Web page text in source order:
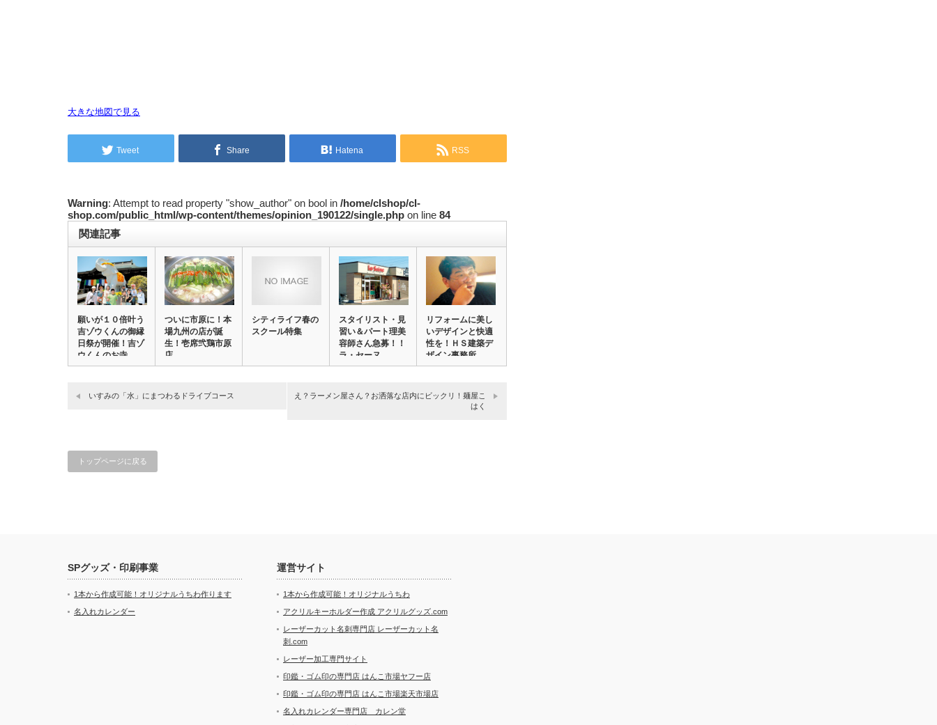
大きな地図で見る
Tweet Share Hatena RSS
Warning: Attempt to read property "show_author" on bool in /home/clshop/cl-
shop.com/public_html/wp-content/themes/opinion_190122/single.php on line 84
関連記事
願いが１０倍叶う
吉ゾウくんの御縁
日祭が開催！吉ゾ
ウくんのお寺
長…
ついに市原に！本
場九州の店が誕
生！壱席弐鶏市原
店
シティライフ春の
スクール特集
スタイリスト・見
習い＆パート理美
容師さん急募！！
ラ・セーヌ
リフォームに美し
いデザインと快適
性を！ＨＳ建築デ
ザイン事務所
いすみの「水」にまつわるドライブコース
え？ラーメン屋さん？お洒落な店内にビックリ！麺屋こ
はく
トップページに戻る
SPグッズ・印刷事業
1本から作成可能！オリジナルうちわ作ります
名入れカレンダー
運営サイト
1本から作成可能！オリジナルうちわ
アクリルキーホルダー作成 アクリルグッズ.com
レーザーカット名刺専門店 レーザーカット名
刺.com
レーザー加工専門サイト
印鑑・ゴム印の専門店 はんこ市場ヤフー店
印鑑・ゴム印の専門店 はんこ市場楽天市場店
名入れカレンダー専門店 カレン堂